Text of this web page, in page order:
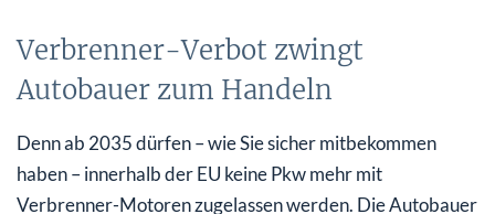
Verbrenner-Verbot zwingt
Autobauer zum Handeln
Denn ab 2035 dürfen – wie Sie sicher mitbekommen
haben – innerhalb der EU keine Pkw mehr mit
Verbrenner-Motoren zugelassen werden. Die Autobauer